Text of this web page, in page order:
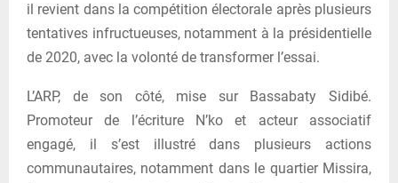
il revient dans la compétition électorale après plusieurs
tentatives infructueuses, notamment à la présidentielle
de 2020, avec la volonté de transformer l’essai.
L’ARP, de son côté, mise sur Bassabaty Sidibé.
Promoteur de l’écriture N’ko et acteur associatif
engagé, il s’est illustré dans plusieurs actions
communautaires, notamment dans le quartier Missira,